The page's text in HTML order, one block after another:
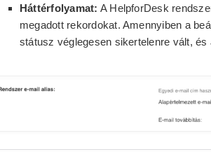
Háttérfolyamat: A HelpforDesk
megadott rekordokat. Amennyiben a
státusz véglegesen sikertelenre vált,